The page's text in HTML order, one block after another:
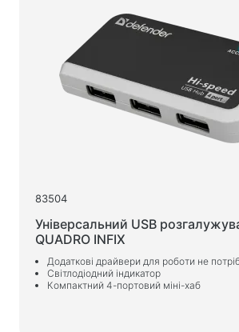
Підлогові вішалки для одягу
Тестові продукти
Масажери
83504
Універсальний USB
QUADRO INFIX
Додаткові драйвери для роботи не
Світлодіодний індикатор
Компактний 4-портовий міні-хаб